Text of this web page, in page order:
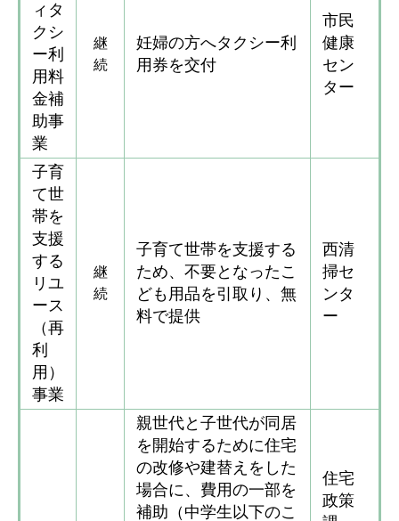
ィタ
クシ
ー利
用料
金補
助事
業
継
続
妊婦の方へタクシー利
用券を交付
市民
健康
セン
ター
子育
て世
帯を
支援
する
リユ
ース
（再
利
用）
事業
継
続
子育て世帯を支援する
ため、不要となったこ
ども用品を引取り、無
料で提供
西清
掃セ
ンタ
ー
親世代と子世代が同居
を開始するために住宅
の改修や建替えをした
場合に、費用の一部を
補助（中学生以下のこ
住宅
政策